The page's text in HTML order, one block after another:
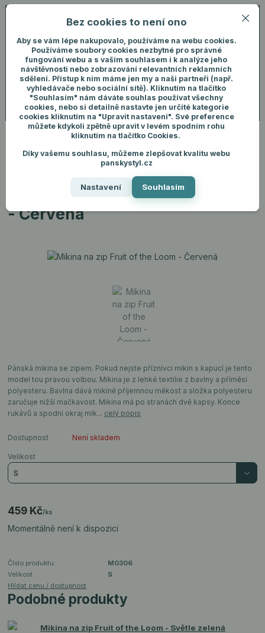
Menu
+420 731 292 460
Přihlášení
Hledat
ks
Úvod Pánské oblečení Mikiny
Mikina na zip Fruit of the Loom -
Mikina na zip Fruit of the Loom
- Červená
Pánská mikina se zipem. Pokud nejste příznivci mikin s kapucí je tento
model tou pravou volbou. Mikina je z lehké textilie z bavlny a příměsi
polyesteru. Bavlna dává mikině příjemnou měkost a složka polyesteru
zaručuje nižší mačkavost. Mikina má po stranách dvě kapsy. Konce
rukávů a spodní okraj mik... celý popis
Dostupnost Není skladem
Velikost
459 Kč/ks
Momentálně není k dispozici
Číslo produktu:
M0306
Velikost:
S
Hlídat cenu / dostupnost
Podobné produkty
Mikina na zip Fruit of the Loom - Světle zelená
Bez cookies to není ono
Aby se vám lépe nakupovalo, používáme na webu cookies.
Používáme soubory cookies nezbytné pro správné
fungování webu a s vaším souhlasem i k analýze jeho
návštěvnosti nebo zobrazování relevantních reklamních
sdělení. Přístup k nim máme jen my a naši partneři (např.
vyhledávače nebo sociální sítě). Kliknutím na tlačítko
"Souhlasím" nám dáváte souhlas používat všechny
cookies, nebo si detailně nastavte jen určité kategorie
cookies kliknutím na "Upravit nastavení". Své preference
můžete kdykoli zpětně upravit v levém spodním rohu
kliknutím na tlačítko Cookies.
Díky vašemu souhlasu, můžeme zlepšovat kvalitu webu
panskystyl.cz
Nastavení Souhlasím